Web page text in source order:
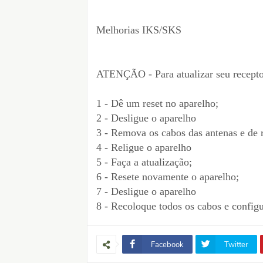
Melhorias IKS/SKS
ATENÇÃO - Para atualizar seu
1 - Dê um reset no aparelho;
2 - Desligue o aparelho
3 - Remova os cabos das antenas e de
4 - Religue o aparelho
5 - Faça a atualização;
6 - Resete novamente o aparelho;
7 - Desligue o aparelho
8 - Recoloque todos os cabos e
Facebook Twitter